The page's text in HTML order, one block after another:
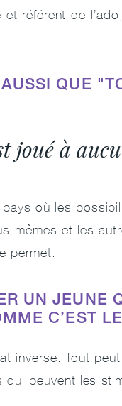
et référent de
QUE
joué à
où les
mêmes et les
permet.
UN JEUNE
C’EST
inverse. Tout
qui peuvent les